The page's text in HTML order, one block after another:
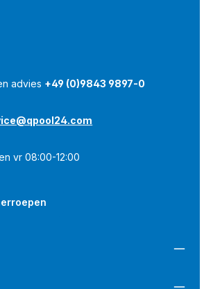
advies +49 (0)9843 9897-0
vr 08:00-12:00